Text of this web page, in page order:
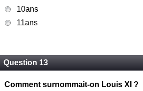
10ans
11ans
Question 13
Comment surnommait-on Louis XI ?